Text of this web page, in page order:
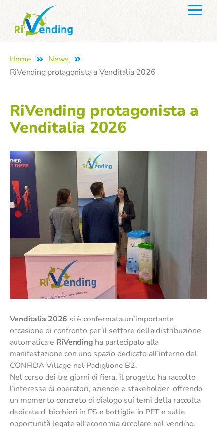
Home
News
RiVending protagonista a Venditalia 2026
RiVending protagonista a
Venditalia 2026
Venditalia 2026 si è confermata un’importante
occasione di confronto per il settore della distribuzione
automatica e RiVending ha partecipato alla
manifestazione con uno spazio dedicato all’interno del
CONFIDA Village nel Padiglione B2.
Nel corso dei tre giorni di fiera, il progetto ha raccolto
l’interesse di operatori, aziende e stakeholder, offrendo
un momento concreto di dialogo sui temi della raccolta
dedicata di bicchieri in PS e bottiglie in PET e sulle
opportunità legate all’economia circolare nel vending.